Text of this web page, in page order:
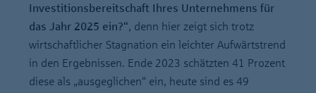
Investitionsbereitschaft Ihres Unternehmens für
das Jahr 2025 ein?“, denn hier zeigt sich trotz
wirtschaftlicher Stagnation ein leichter Aufwärtstrend
in den Ergebnissen. Ende 2023 schätzten 41 Prozent
diese als „ausgeglichen“ ein, heute sind es 49